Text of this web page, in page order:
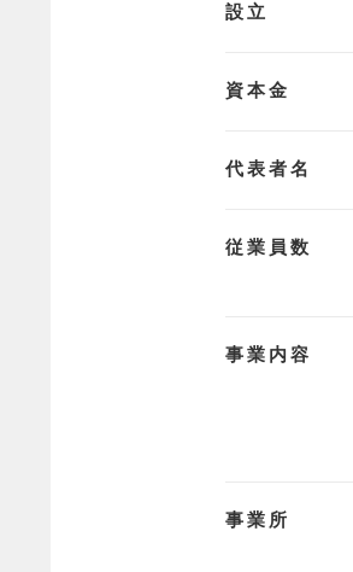
設立
資本金
代表者名
従業員数
事業内容
事業所